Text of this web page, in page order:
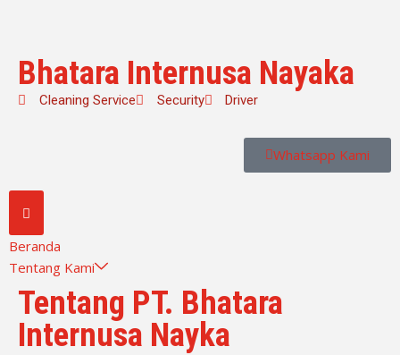
to
content
Bhatara Internusa Nayaka
Cleaning Service Security Driver
Whatsapp Kami
Beranda
Tentang Kami
Tentang PT. Bhatara
Internusa Nayka